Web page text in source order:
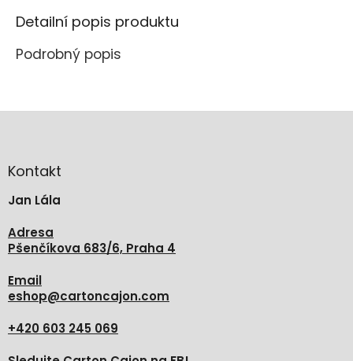
Detailní popis produktu
Podrobný popis
aKontakt
Jan Lála
Adresa
Pšenčíkova 683/6, Praha 4
Email
eshop@cartoncajon.com
+420 603 245 069